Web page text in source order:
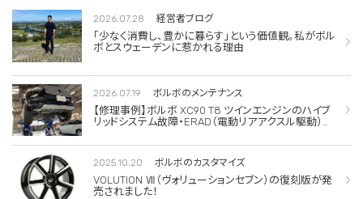
2026.07.28 経営者ブログ
「少なく消費し、豊かに暮らす」という価値観。私がボル
ボとスウェーデンに惹かれる理由
2026.07.19 ボルボのメンテナンス
【修理事例】ボルボ XC90 T8 ツインエンジンのハイブ
リッドシステム故障・ERAD（電動リアアクスル駆動）交
2025.10.20 ボルボのカスタマイズ
VOLUTION Ⅶ（ヴォリューションセブン）の復刻版が発
売されました！